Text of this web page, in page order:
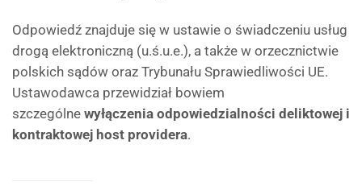
Odpowiedź znajduje się w ustawie o świadczeniu usług
drogą elektroniczną (u.ś.u.e.), a także w orzecznictwie
polskich sądów oraz Trybunału Sprawiedliwości UE.
Ustawodawca przewidział bowiem
szczególne wyłączenia odpowiedzialności deliktowej i
kontraktowej host providera.